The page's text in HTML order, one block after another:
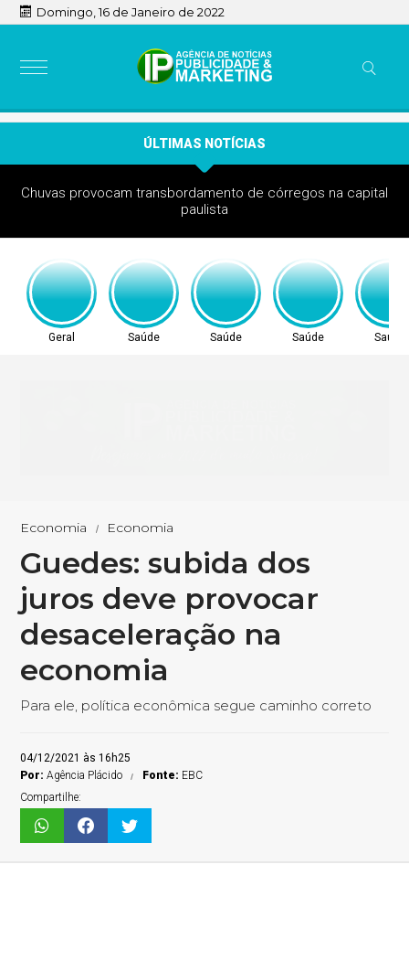
Domingo, 16 de Janeiro de 2022
ÚLTIMAS NOTÍCIAS
Chuvas provocam transbordamento de córregos na capital
paulista
Geral Saúde Saúde Saúde Saúde
Economia Economia
Guedes: subida dos
juros deve provocar
desaceleração na
economia
Para ele, política econômica segue caminho correto
04/12/2021 às 16h25
Por: Agência Plácido Fonte: EBC
Compartilhe: